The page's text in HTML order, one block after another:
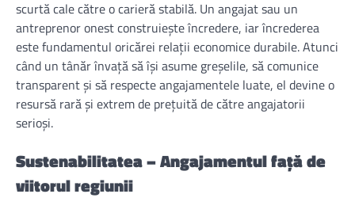
scurtă cale către o carieră stabilă. Un angajat sau un
antreprenor onest construiește încredere, iar încrederea
este fundamentul oricărei relații economice durabile. Atunci
când un tânăr învață să își asume greșelile, să comunice
transparent și să respecte angajamentele luate, el devine o
resursă rară și extrem de prețuită de către angajatorii
serioși.
Sustenabilitatea – Angajamentul față de
viitorul regiunii